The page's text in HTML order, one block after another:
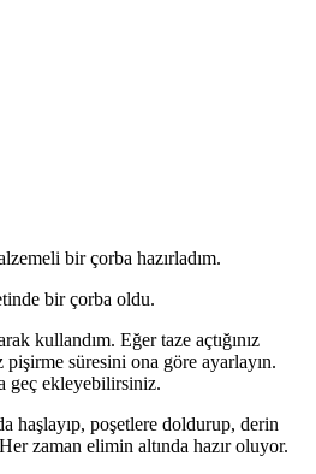
bir çorba hazırladım.
bir çorba oldu.
kullandım. Eğer taze açtığınız
pişirme süresini ona göre ayarlayın.
geç ekleyebilirsiniz.
haşlayıp, poşetlere doldurup, derin
zaman elimin altında hazır oluyor.